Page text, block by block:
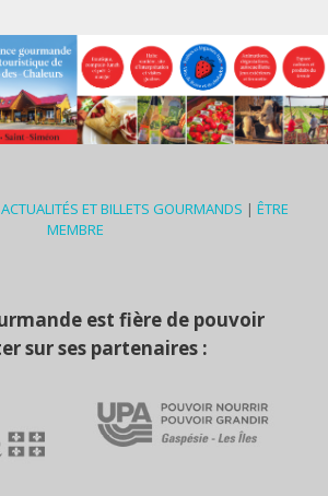
ACTUALITÉS ET BILLETS GOURMANDS | ÊTRE
MEMBRE
est fière de pouvoir
sur ses partenaires :